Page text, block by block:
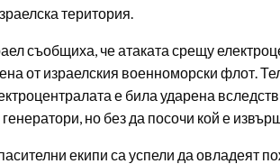
територия.
съобщиха, че атаката срещу
от израелския военноморски флот.
е била ударена
но без да посочи кой е
екипи са успели да овладеят